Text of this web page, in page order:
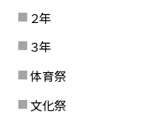
２年
３年
体育祭
文化祭